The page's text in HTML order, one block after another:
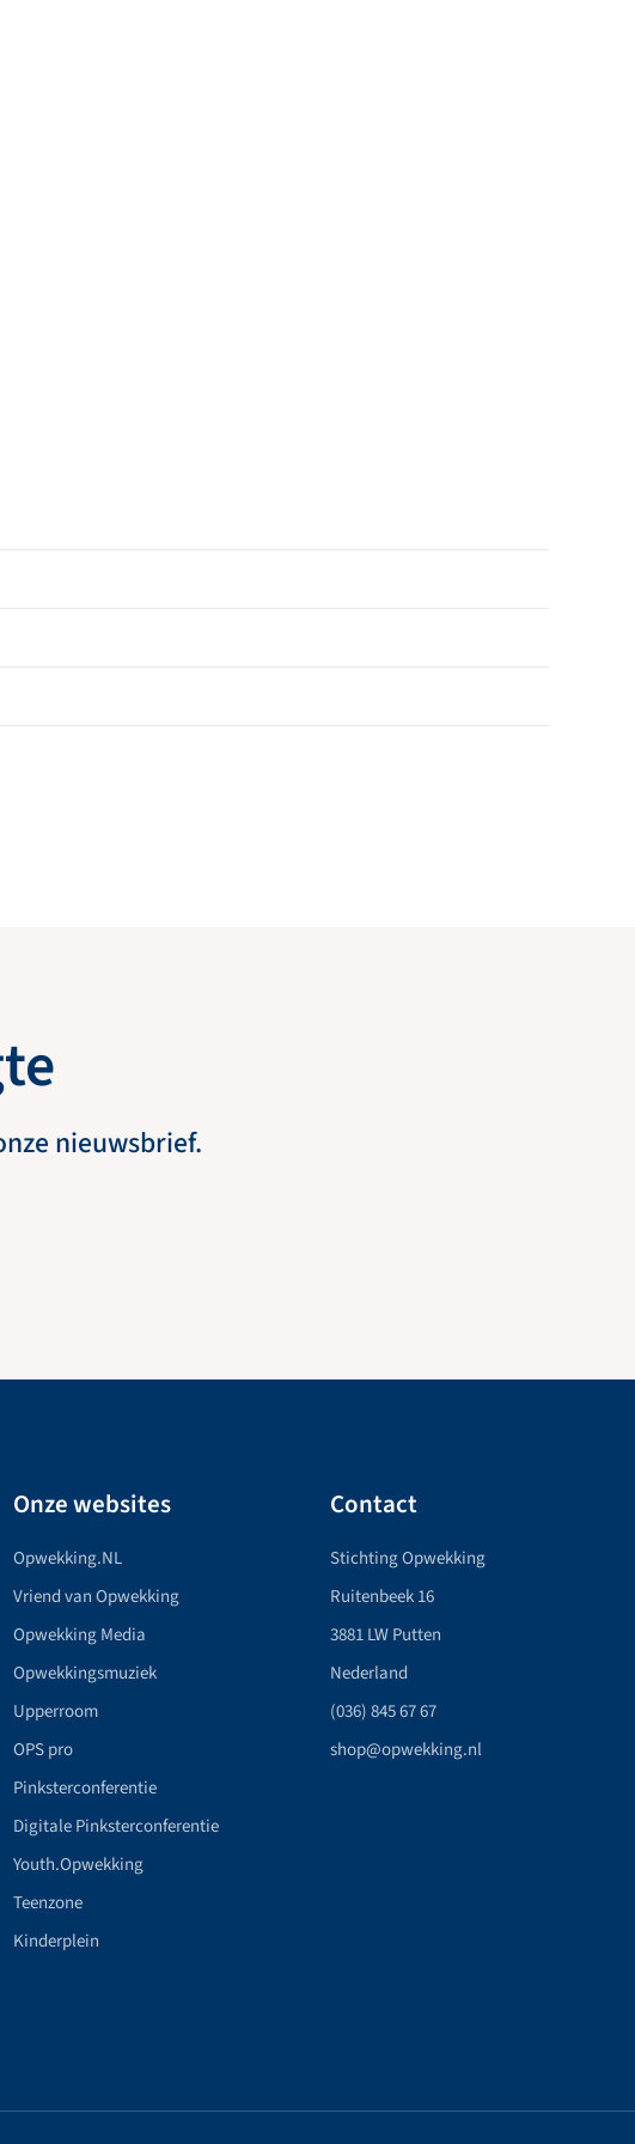
nieuwsbrief.
Onze websites
Opwekking.NL
Vriend van Opwekking
Opwekking Media
Opwekkingsmuziek
Upperroom
OPS pro
Pinksterconferentie
Digitale Pinksterconferentie
Youth.Opwekking
Teenzone
Kinderplein
Contact
Stichting Opwekking
Ruitenbeek 16
3881 LW Putten
Nederland
(036) 845 67 67
shop@opwekking.nl